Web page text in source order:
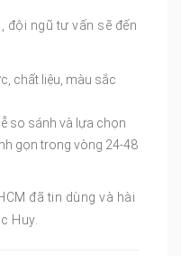
đội ngũ tư vấn sẽ đến
chất liệu, màu sắc
so sánh và lựa chọn
gọn trong vòng 24-48
đã tin dùng và hài
Huy.